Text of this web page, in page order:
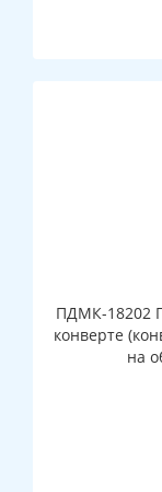
ПДМК-18202
конверте
на